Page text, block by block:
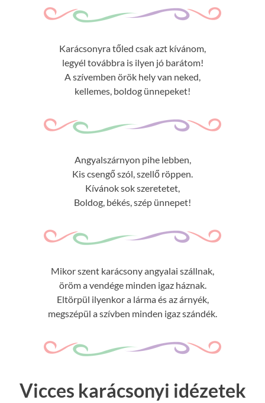
Karácsonyra tőled csak azt kívánom,
legyél továbbra is ilyen jó barátom!
A szívemben örök hely van neked,
kellemes, boldog ünnepeket!
Angyalszárnyon pihe lebben,
Kis csengő szól, szellő röppen.
Kívánok sok szeretetet,
Boldog, békés, szép ünnepet!
Mikor szent karácsony angyalai szállnak,
öröm a vendége minden igaz háznak.
Eltörpül ilyenkor a lárma és az árnyék,
megszépül a szívben minden igaz szándék.
Vicces karácsonyi idézetek